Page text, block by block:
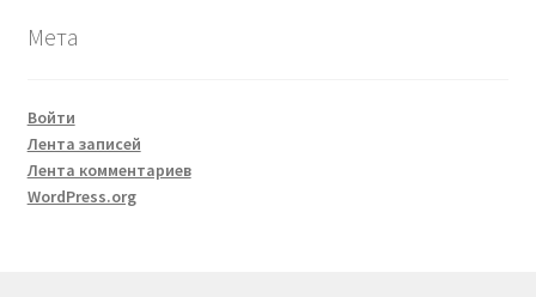
Мета
Войти
Лента записей
Лента комментариев
WordPress.org